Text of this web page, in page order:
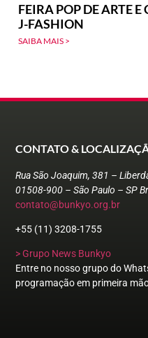
FEIRA POP DE ARTE
J-FASHION
SAIBA MAIS >
CONTATO &
Rua São Joaquim, 381 –
01508-900 – São Paulo – SP
contato@bunkyo.org.br
+55 (11) 3208-1755
> Grupo News Bunkyo
Entre no nosso grupo do
programação em primeira